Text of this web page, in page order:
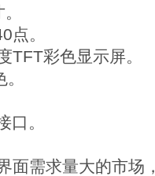
点。
TFT彩色显示屏。
口。
面需求量大的市场，